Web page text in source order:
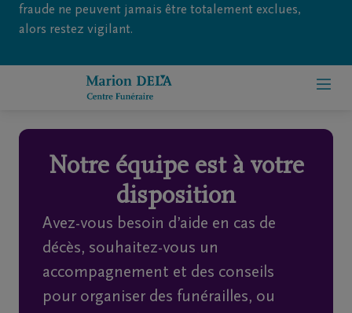
fraude ne peuvent jamais être totalement exclues,
alors restez vigilant.
Home
À
propos
nous
Notre équipe est à votre
disposition
Avez-vous besoin d’aide en cas de
décès, souhaitez-vous un
accompagnement et des conseils
pour organiser des funérailles, ou